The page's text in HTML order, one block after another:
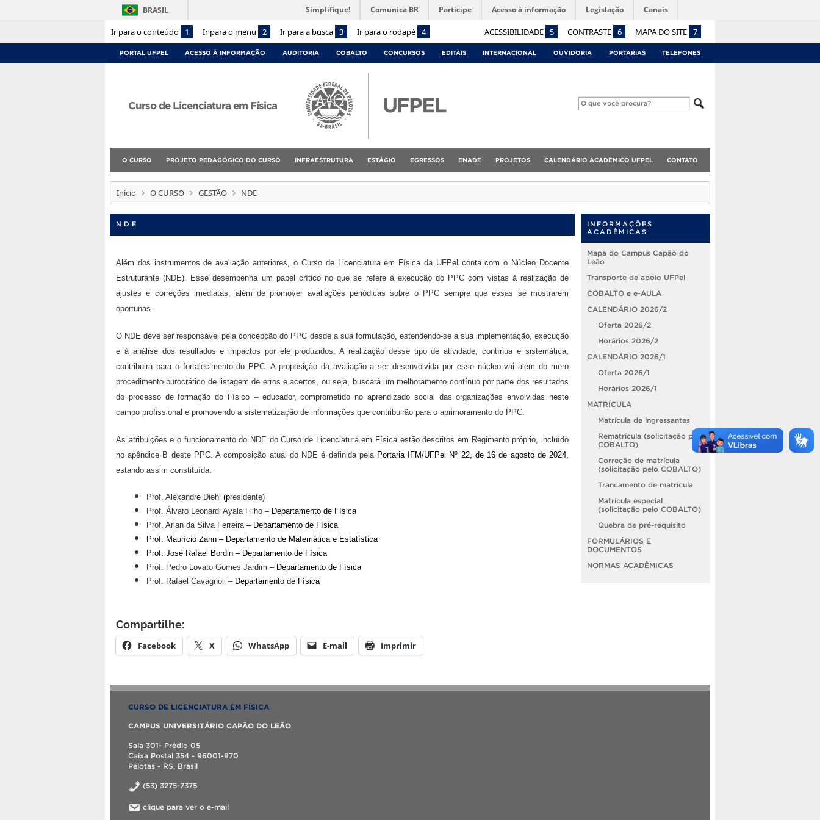
Ir para o conteúdo 1 Ir para o menu 2 Ir para a busca 3 Ir para o rodapé 4 ACESSIBILIDADE 5 CONTRASTE 6 MAPA DO SITE 7
BRASIL Simplifique! Comunica BR Participe Acesso à informação Legislação Canais
PORTAL UFPEL ACESSO À INFORMAÇÃO AUDITORIA COBALTO CONCURSOS EDITAIS INTERNACIONAL OUVIDORIA PORTARIAS TELEFONES
Curso de Licenciatura em Física
O CURSO PROJETO PEDAGÓGICO DO CURSO INFRAESTRUTURA ESTÁGIO EGRESSOS ENADE PROJETOS CALENDÁRIO ACADÊMICO UFPEL CONTATO
Início O CURSO GESTÃO NDE
NDE
Além dos instrumentos de avaliação anteriores, o Curso de Licenciatura em Física da UFPel conta com o Núcleo Docente
Estruturante (NDE). Esse desempenha um papel crítico no que se refere à execução do PPC com vistas à realização de
ajustes e correções imediatas, além de promover avaliações periódicas sobre o PPC sempre que essas se mostrarem
oportunas.
O NDE deve ser responsável pela concepção do PPC desde a sua formulação, estendendo-se a sua implementação, execução
e à análise dos resultados e impactos por ele produzidos. A realização desse tipo de atividade, contínua e sistemática,
contribuirá para o fortalecimento do PPC. A proposição da avaliação a ser desenvolvida por esse núcleo vai além do mero
procedimento burocrático de listagem de erros e acertos, ou seja, buscará um melhoramento contínuo por parte dos resultados
do processo de formação do Físico – educador, comprometido no aprendizado social das organizações envolvidas neste
campo profissional e promovendo a sistematização de informações que contribuirão para o aprimoramento do PPC.
As atribuições e o funcionamento do NDE do Curso de Licenciatura em Física estão descritos em Regimento próprio, incluído
no apêndice B deste PPC. A composição atual do NDE é definida pela Portaria IFM/UFPel Nº 22, de 16 de agosto de 2024
estando assim constituída:
Prof. Alexandre Diehl (presidente)
Prof. Álvaro Leonardi Ayala Filho – Departamento de Física
Prof. Arlan da Silva Ferreira – Departamento de Física
Prof. Maurício Zahn – Departamento de Matemática e Estatística
Prof. José Rafael Bordin – Departamento de Física
Prof. Pedro Lovato Gomes Jardim – Departamento de Física
Prof. Rafael Cavagnoli – Departamento de Física
Compartilhe:
Facebook X WhatsApp E-mail Imprimir
INFORMAÇÕES
ACADÊMICAS
Mapa do Campus Capão do
Leão
Transporte de apoio UFPel
COBALTO e e-AULA
CALENDÁRIO 2026/2
Oferta 2026/2
Horários 2026/2
CALENDÁRIO 2026/1
Oferta 2026/1
Horários 2026/1
MATRÍCULA
Matrícula de ingressantes
Rematrícula (solicitação pelo
COBALTO)
Correção de matrícula
(solicitação pelo COBALTO)
Trancamento de matrícula
Matrícula especial
(solicitação pelo COBALTO)
Quebra de pré-requisito
FORMULÁRIOS E
DOCUMENTOS
NORMAS ACADÊMICAS
CURSO DE LICENCIATURA EM FÍSICA
CAMPUS UNIVERSITÁRIO CAPÃO DO LEÃO
Sala 301- Prédio 05
Caixa Postal 354 - 96001-970
Pelotas - RS, Brasil
(53) 3275-7375
clique para ver o e-mail